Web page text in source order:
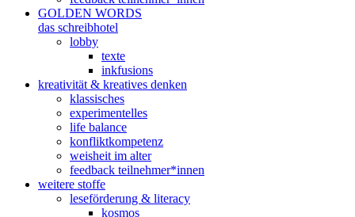
GOLDEN WORDS
das schreibhotel
lobby
texte
inkfusions
kreativität & kreatives denken
klassisches
experimentelles
life balance
konfliktkompetenz
weisheit im alter
feedback teilnehmer*innen
weitere stoffe
leseförderung & literacy
kosmos